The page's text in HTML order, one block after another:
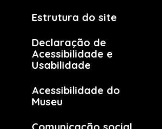
Estrutura do site
Declaração de
Acessibilidade e
Usabilidade
Acessibilidade do
Museu